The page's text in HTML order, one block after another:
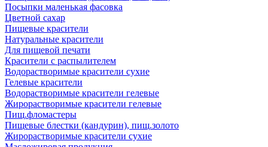
Посыпки маленькая фасовка
Цветной сахар
Пищевые красители
Натуральные красители
Для пищевой печати
Красители с распылителем
Водорастворимые красители сухие
Гелевые красители
Водорастворимые красители гелевые
Жирорастворимые красители гелевые
Пищ.фломастеры
Пищевые блестки (кандурин), пищ.золото
Жирорастворимые красители сухие